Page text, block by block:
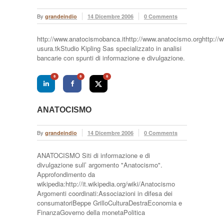
By grandeindio 14 Dicembre 2006 0 Comments
http://www.anatocismobanca.ithttp://
usura.tkStudio Kipling Sas specializzato in analisi
bancarie con spunti di informazione e divulgazione.
0 0 0
ANATOCISMO
By grandeindio 14 Dicembre 2006 0 Comments
ANATOCISMO Siti di informazione e di
divulgazione sull’ argomento "Anatocismo".
Approfondimento da
wikipedia:http://it.wikipedia.org/wiki/Anatocismo
Argomenti coordinati:Associazioni in difesa dei
consumatoriBeppe GrilloCulturaDestraEconomia e
FinanzaGoverno della monetaPolitica